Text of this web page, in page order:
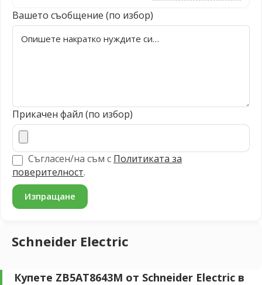
Вашето съобщение (по избор)
Прикачен файл (по избор)
Съгласен/на съм с Политиката за
поверителност.
Schneider Electric
Купете ZB5AT8643M от Schneider Electric в